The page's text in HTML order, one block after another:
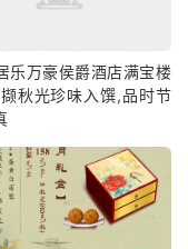
乐万豪侯爵酒店满宝楼
秋光珍味入馔,品时节